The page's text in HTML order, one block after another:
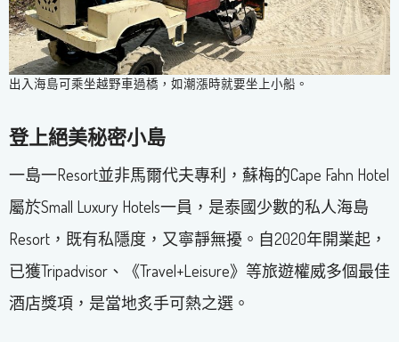
出入海島可乘坐越野車過橋，如潮漲時就要坐上小船。
登上絕美秘密小島
一島一Resort並非馬爾代夫專利，蘇梅的Cape Fahn Hotel
屬於Small Luxury Hotels一員，是泰國少數的私人海島
Resort，既有私隱度，又寧靜無擾。自2020年開業起，
已獲Tripadvisor、《Travel+Leisure》等旅遊權威多個最佳
酒店獎項，是當地炙手可熱之選。